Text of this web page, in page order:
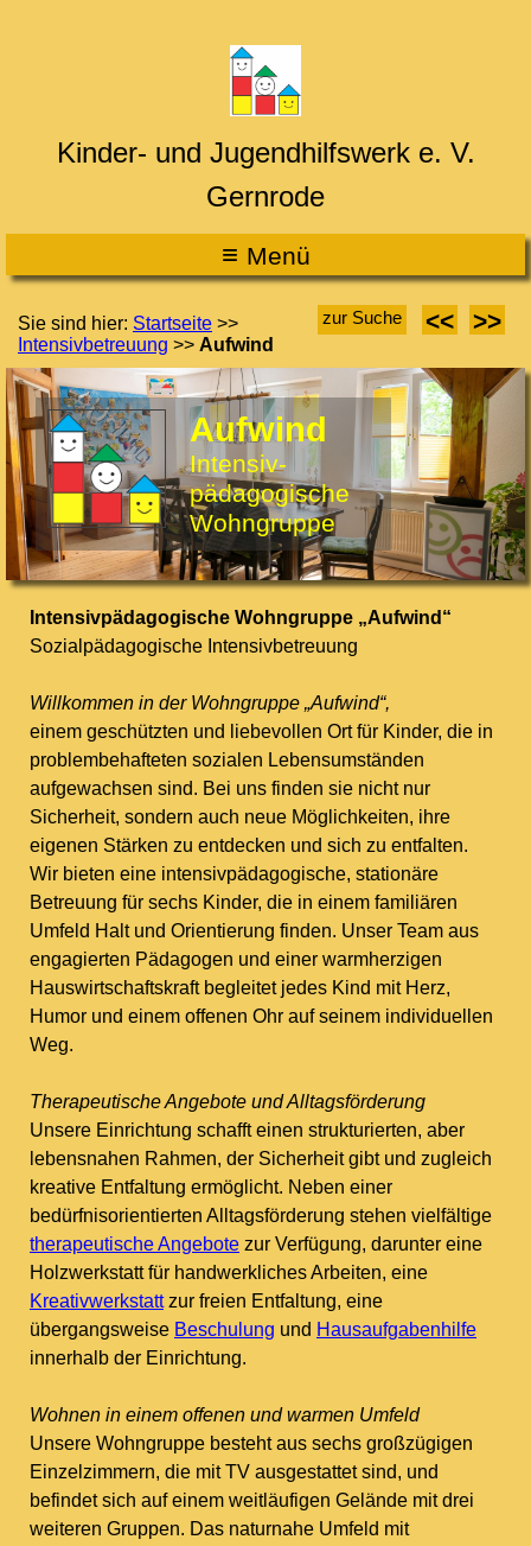
Kinder- und Jugendhilfswerk e. V.
Gernrode
≡ Menü
Sie sind hier: Startseite >>
Intensivbetreuung >> Aufwind
zur Suche << >>
Aufwind
Intensiv­
pädagogische
Wohngruppe
Intensivpädagogische Wohngruppe „Aufwind“
Sozialpädagogische Intensivbetreuung
Willkommen in der Wohngruppe „Aufwind“,
einem geschützten und liebevollen Ort für Kinder, die in
problembehafteten sozialen Lebensumständen
aufgewachsen sind. Bei uns finden sie nicht nur
Sicherheit, sondern auch neue Möglichkeiten, ihre
eigenen Stärken zu entdecken und sich zu entfalten.
Wir bieten eine intensivpädagogische, stationäre
Betreuung für sechs Kinder, die in einem familiären
Umfeld Halt und Orientierung finden. Unser Team aus
engagierten Pädagogen und einer warmherzigen
Hauswirtschaftskraft begleitet jedes Kind mit Herz,
Humor und einem offenen Ohr auf seinem individuellen
Weg.
Therapeutische Angebote und Alltagsförderung
Unsere Einrichtung schafft einen strukturierten, aber
lebensnahen Rahmen, der Sicherheit gibt und zugleich
kreative Entfaltung ermöglicht. Neben einer
bedürfnisorientierten Alltagsförderung stehen vielfältige
therapeutische Angebote zur Verfügung, darunter eine
Holzwerkstatt für handwerkliches Arbeiten, eine
Kreativwerkstatt zur freien Entfaltung, eine
übergangsweise Beschulung und Hausaufgabenhilfe
innerhalb der Einrichtung.
Wohnen in einem offenen und warmen Umfeld
Unsere Wohngruppe besteht aus sechs großzügigen
Einzelzimmern, die mit TV ausgestattet sind, und
befindet sich auf einem weitläufigen Gelände mit drei
weiteren Gruppen. Das naturnahe Umfeld mit